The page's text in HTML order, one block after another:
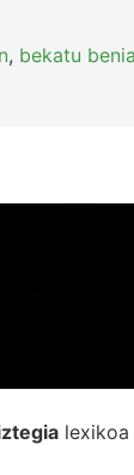
, bekatu